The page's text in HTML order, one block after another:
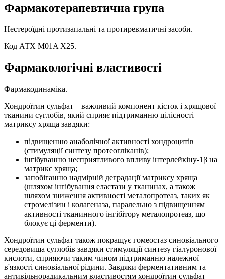
Фармакотерапевтична група
Нестероїдні протизапальні та протиревматичні засоби.
Код АТХ M01A X25.
Фармакологічні властивості
Фармакодинаміка.
Хондроїтин сульфат – важливий компонент кісток і хрящової
тканини суглобів, який сприяє підтриманню цілісності
матриксу хряща завдяки:
підвищенню анаболічної активності хондроцитів
(стимуляції синтезу протеогліканів);
інгібуванню несприятливого впливу інтерлейкіну-1β на
матрикс хряща;
запобіганню надмірній деградації матриксу хряща
(шляхом інгібування еластази у тканинах, а також
шляхом зниження активності металопротеаз, таких як
стромелізин і колагеназа, паралельно з підвищенням
активності тканинного інгібітору металопротеаз, що
блокує ці ферменти).
Хондроїтин сульфат також покращує гомеостаз синовіального
середовища суглобів завдяки стимуляції синтезу гіалуронової
кислоти, сприяючи таким чином підтриманню належної
в'язкості синовіальної рідини. Завдяки ферментативним та
антивільнорадикальним властивостям хондроїтин сульфат